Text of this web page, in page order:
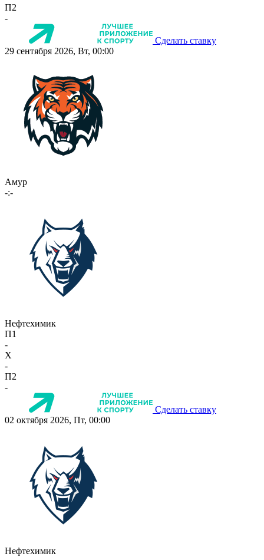
П2
-
Сделать ставку
29 сентября 2026, Вт, 00:00
Амур
-:-
Нефтехимик
П1
-
X
-
П2
-
Сделать ставку
02 октября 2026, Пт, 00:00
Нефтехимик